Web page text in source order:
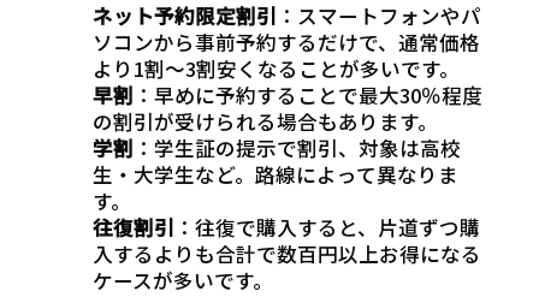
ネット予約限定割引 ：スマートフォンやパ
ソコンから事前予約するだけで、通常価格
より1割～3割安くなることが多いです。
早割 ：早めに予約することで最大30％程度
の割引が受けられる場合もあります。
学割 ：学生証の提示で割引、対象は高校
生・大学生など。路線によって異なりま
す。
往復割引 ：往復で購入すると、片道ずつ購
入するよりも合計で数百円以上お得になる
ケースが多いです。